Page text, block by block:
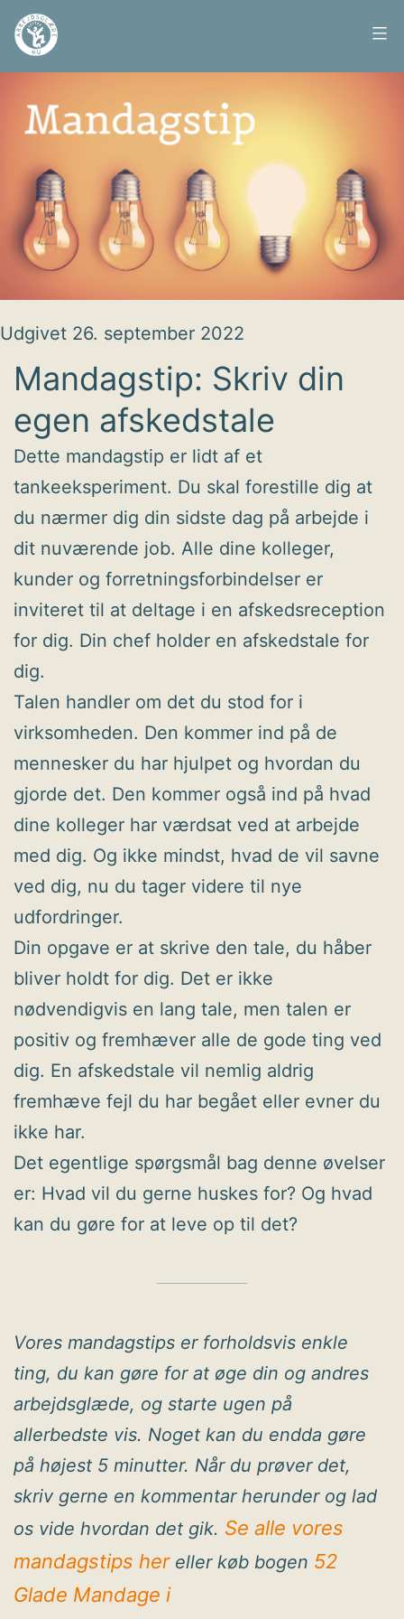
Fortsæt
Arbejdsglæde
Udgivet 26. september 2022
Mandagstip: Skriv din
egen afskedstale
Dette mandagstip er lidt af et
tankeeksperiment. Du skal forestille dig at
du nærmer dig din sidste dag på arbejde i
dit nuværende job. Alle dine kolleger,
kunder og forretningsforbindelser er
inviteret til at deltage i en afskedsreception
for dig. Din chef holder en afskedstale for
dig.
Talen handler om det du stod for i
virksomheden. Den kommer ind på de
mennesker du har hjulpet og hvordan du
gjorde det. Den kommer også ind på hvad
dine kolleger har værdsat ved at arbejde
med dig. Og ikke mindst, hvad de vil savne
ved dig, nu du tager videre til nye
udfordringer.
Din opgave er at skrive den tale, du håber
bliver holdt for dig. Det er ikke
nødvendigvis en lang tale, men talen er
positiv og fremhæver alle de gode ting ved
dig. En afskedstale vil nemlig aldrig
fremhæve fejl du har begået eller evner du
ikke har.
Det egentlige spørgsmål bag denne øvelser
er: Hvad vil du gerne huskes for? Og hvad
kan du gøre for at leve op til det?
Vores mandagstips er forholdsvis enkle
ting, du kan gøre for at øge din og andres
arbejdsglæde, og starte ugen på
allerbedste vis. Noget kan du endda gøre
på højest 5 minutter. Når du prøver det,
skriv gerne en kommentar herunder og lad
os vide hvordan det gik. Se alle vores
mandagstips hereller køb bogen 52
Glade Mandage i